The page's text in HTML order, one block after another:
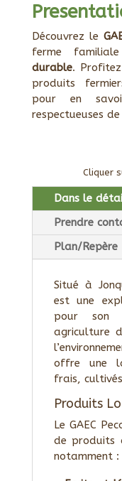
Découvrez le
ferme
durable.
produits
pour en
respectueuses de
Cliquer
Dans le
Prendre
Plan/Repère
Situé à
est une
pour son
agriculture
offre une
frais,
Produits
Le GAEC
de produits
notamment :